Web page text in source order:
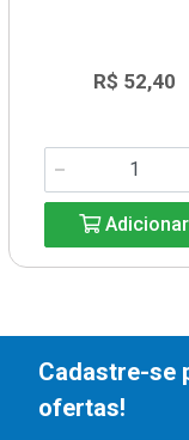
R$ 52,40
Adicionar
Cadastre-se
ofertas!